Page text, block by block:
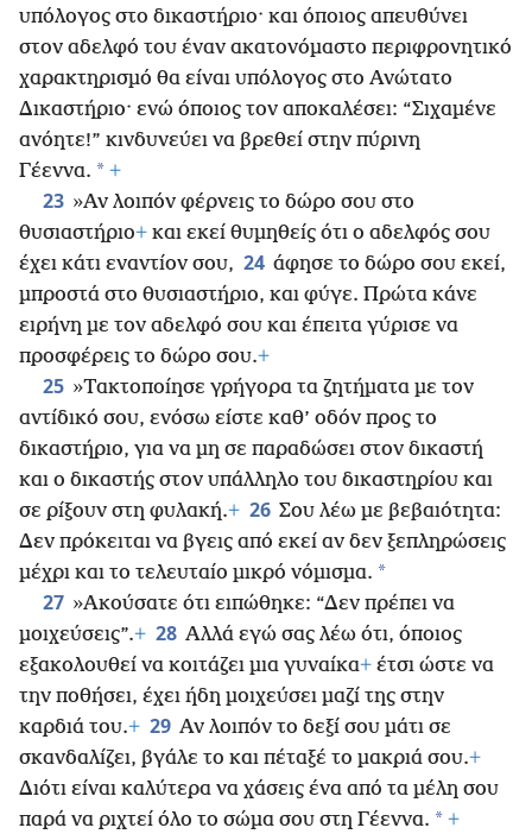
υπόλογος στο δικαστήριο· και όποιος απευθύνει
στον αδελφό του έναν ακατονόμαστο περιφρονητικό
χαρακτηρισμό θα είναι υπόλογος στο Ανώτατο
Δικαστήριο· ενώ όποιος τον αποκαλέσει: “Σιχαμένε
ανόητε!” κινδυνεύει να βρεθεί στην πύρινη
Γέεννα. * +
23 »Αν λοιπόν φέρνεις το δώρο σου στο
θυσιαστήριο+ και εκεί θυμηθείς ότι ο αδελφός σου
έχει κάτι εναντίον σου, 24 άφησε το δώρο σου εκεί,
μπροστά στο θυσιαστήριο, και φύγε. Πρώτα κάνε
ειρήνη με τον αδελφό σου και έπειτα γύρισε να
προσφέρεις το δώρο σου.+
25 »Τακτοποίησε γρήγορα τα ζητήματα με τον
αντίδικό σου, ενόσω είστε καθ’ οδόν προς το
δικαστήριο, για να μη σε παραδώσει στον δικαστή
και ο δικαστής στον υπάλληλο του δικαστηρίου και
σε ρίξουν στη φυλακή.+ 26 Σου λέω με βεβαιότητα:
Δεν πρόκειται να βγεις από εκεί αν δεν ξεπληρώσεις
μέχρι και το τελευταίο μικρό νόμισμα. *
27 »Ακούσατε ότι ειπώθηκε: “Δεν πρέπει να
μοιχεύσεις”.+ 28 Αλλά εγώ σας λέω ότι, όποιος
εξακολουθεί να κοιτάζει μια γυναίκα+ έτσι ώστε να
την ποθήσει, έχει ήδη μοιχεύσει μαζί της στην
καρδιά του.+ 29 Αν λοιπόν το δεξί σου μάτι σε
σκανδαλίζει, βγάλε το και πέταξέ το μακριά σου.+
Διότι είναι καλύτερα να χάσεις ένα από τα μέλη σου
παρά να ριχτεί όλο το σώμα σου στη Γέεννα. * +